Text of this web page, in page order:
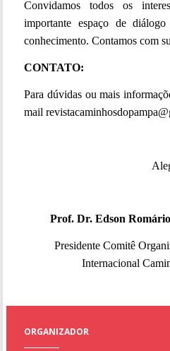
Convidamos todos os
importante espaço de
conhecimento. Contamos com
CONTATO:
Para dúvidas ou mais
mail
Prof. Dr. Edson
Presidente Comitê
Internacional
ORGANIZADOR